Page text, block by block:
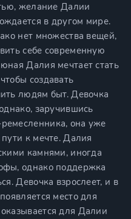
желание Далии
в другом мире.
нет множества вещей,
себе современную
Далия мечтает стать
создавать
людям быт. Девочка
заручившись
она уже
к мечте. Далия
камнями, иногда
однако поддержка
Девочка взрослеет, и в
место для
для Далии